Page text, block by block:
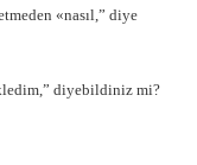
«nasıl,” diye
diyebildiniz mi?